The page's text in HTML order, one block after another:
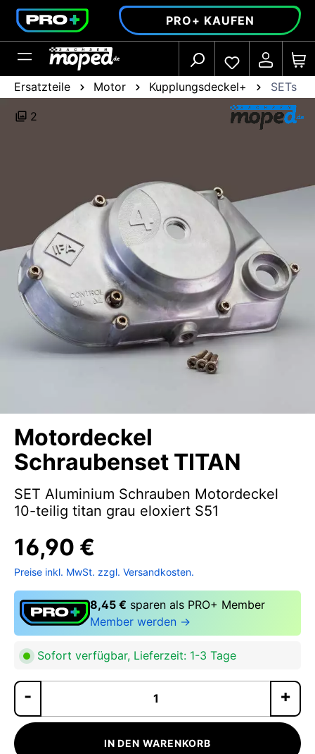
springen PRO+ KAUFEN
Ersatzteile Motor Kupplungsdeckel+ SETs
2
Motordeckel
Schraubenset TITAN
SET Aluminium Schrauben Motordeckel
10-teilig titan grau eloxiert S51
16,90 €
Preise inkl. MwSt. zzgl. Versandkosten.
8,45 € sparen als PRO+ Member
Member werden →
Sofort verfügbar, Lieferzeit: 1-3 Tage
IN DEN WARENKORB